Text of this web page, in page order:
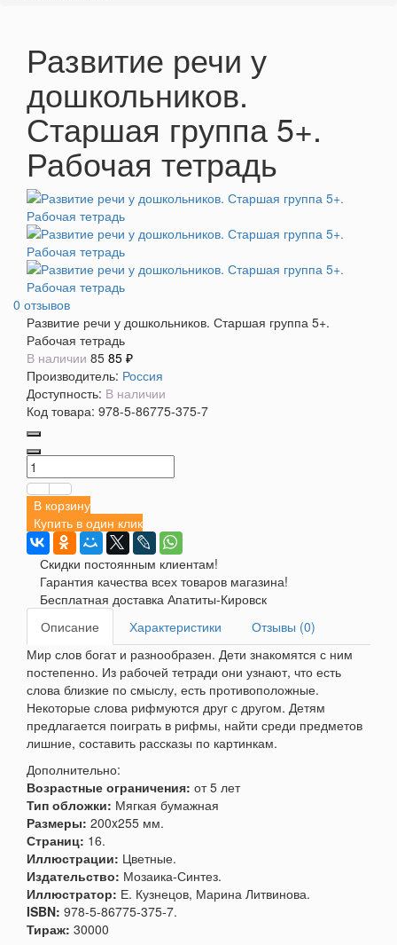
Развитие речи у
дошкольников.
Старшая группа 5+.
Рабочая тетрадь
0 отзывов
Развитие речи у дошкольников. Старшая группа 5+.
Рабочая тетрадь
В наличии 85 85 ₽
Производитель: Россия
Доступность: В наличии
Код товара: 978-5-86775-375-7
В корзину
Купить в один клик
Скидки постоянным клиентам!
Гарантия качества всех товаров магазина!
Бесплатная доставка Апатиты-Кировск
Описание
Характеристики
Отзывы (0)
Мир слов богат и разнообразен. Дети знакомятся с ним
постепенно. Из рабочей тетради они узнают, что есть
слова близкие по смыслу, есть противоположные.
Некоторые слова рифмуются друг с другом. Детям
предлагается поиграть в рифмы, найти среди предметов
лишние, составить рассказы по картинкам.
Дополнительно:
Возрастные ограничения: от 5 лет
Тип обложки: Мягкая бумажная
Размеры: 200x255 мм.
Страниц: 16.
Иллюстрации: Цветные.
Издательство: Мозаика-Синтез.
Иллюстратор: Е. Кузнецов, Марина Литвинова.
ISBN: 978-5-86775-375-7.
Тираж: 30000